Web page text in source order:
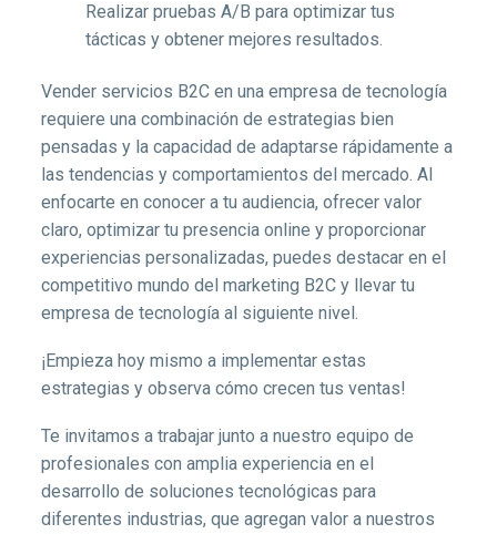
Realizar pruebas A/B para optimizar tus
tácticas y obtener mejores resultados.
Vender servicios B2C en una empresa de tecnología
requiere una combinación de estrategias bien
pensadas y la capacidad de adaptarse rápidamente a
las tendencias y comportamientos del mercado. Al
enfocarte en conocer a tu audiencia, ofrecer valor
claro, optimizar tu presencia online y proporcionar
experiencias personalizadas, puedes destacar en el
competitivo mundo del marketing B2C y llevar tu
empresa de tecnología al siguiente nivel.
¡Empieza hoy mismo a implementar estas
estrategias y observa cómo crecen tus ventas!
Te invitamos a trabajar junto a nuestro equipo de
profesionales con amplia experiencia en el
desarrollo de soluciones tecnológicas para
diferentes industrias, que agregan valor a nuestros